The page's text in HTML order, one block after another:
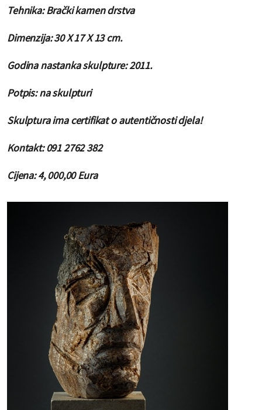
Tehnika: Brački kamen drstva
Dimenzija: 30 X 17 X 13 cm.
Godina nastanka skulpture: 2011.
Potpis: na skulpturi
Skulptura ima certifikat o autentičnosti djela!
Kontakt: 091 2762 382
Cijena: 4, 000,00 Eura